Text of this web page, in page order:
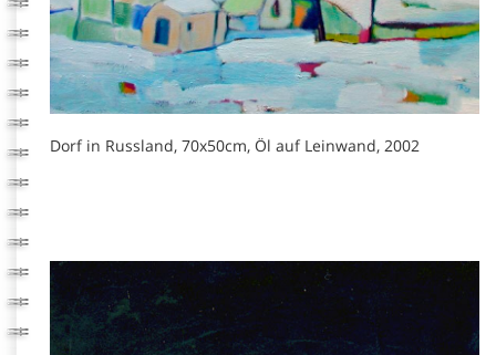
Dorf in Russland, 70x50cm, Öl auf Leinwand, 2002